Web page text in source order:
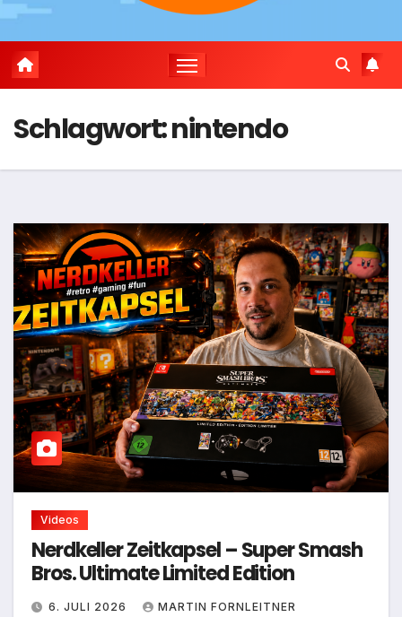
Schlagwort:nintendo
Videos
Nerdkeller Zeitkapsel – Super Smash
Bros. Ultimate Limited Edition
6. JULI 2026 MARTIN FORNLEITNER